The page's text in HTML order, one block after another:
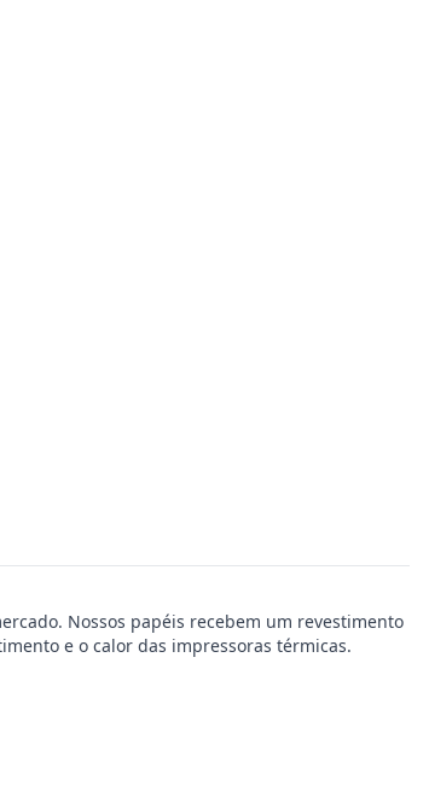
Nossos papéis recebem um revestimento
e o calor das impressoras térmicas.